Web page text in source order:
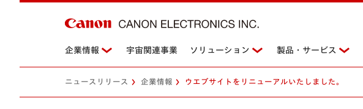
企業情報 宇宙関連事業 ソリューション 製品・サービス
ニュースリリース 企業情報 ウエブサイトをリニューアルいたしました。